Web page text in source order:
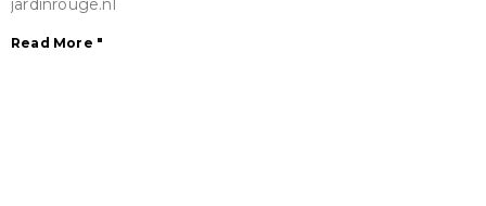
jardinrouge.nl
Read More "